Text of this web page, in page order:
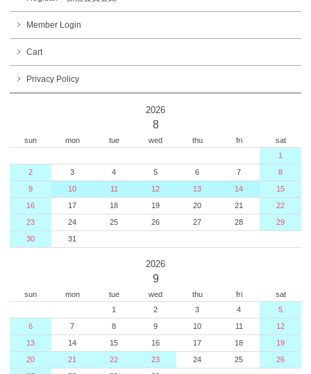
Member Login
Cart
Privacy Policy
2026
8
sun mon tue wed thu fri
sat
1
2
3 4 5 6 7
8
9
10 11 12 13 14
15
16
17 18 19 20 21
22
23
24 25 26 27 28
29
30
31
2026
9
sun mon tue wed thu fri
sat
1
2 3 4
5
6
7 8 9 10 11
12
13
14 15 16 17 18
19
20
21 22 23 24 25
26